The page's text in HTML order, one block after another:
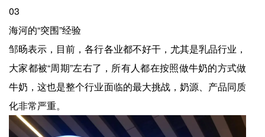
03
海河的“突围”经验
邹旸表示，目前，各行各业都不好干，尤其是乳品行业，
大家都被“周期”左右了，所有人都在按照做牛奶的方式做
牛奶，这也是整个行业面临的最大挑战，奶源、产品同质
化非常严重。